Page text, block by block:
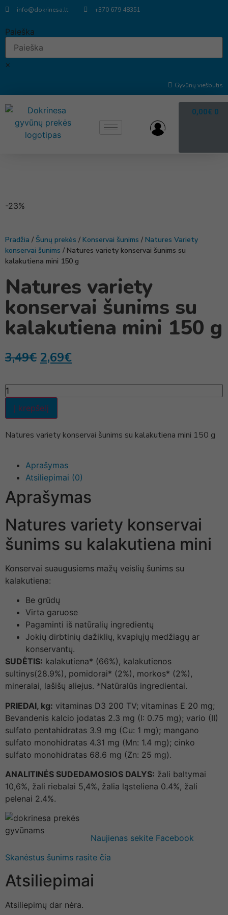
info@dokrinesa.lt +370 679 48351
Paieška
×
Gyvūnų viešbutis
0,00€ 0
-23%
Pradžia / Šunų prekės / Konservai šunims / Natures Variety
konservai šunims / Natures variety konservai šunims su
kalakutiena mini 150 g
Natures variety
konservai šunims su
kalakutiena mini 150 g
3,49€ 2,69€
Į krepšelį
Natures variety konservai šunims su kalakutiena mini 150 g
Aprašymas
Atsiliepimai (0)
Aprašymas
Natures variety konservai
šunims su kalakutiena mini
Konservai suaugusiems mažų veislių šunims su
kalakutiena:
Be grūdų
Virta garuose
Pagaminti iš natūralių ingredientų
Jokių dirbtinių dažiklių, kvapiųjų medžiagų ar
konservantų.
SUDĖTIS: kalakutiena* (66%), kalakutienos
sultinys(28.9%), pomidorai* (2%), morkos* (2%),
mineralai, lašišų aliejus. *Natūralūs ingredientai.
PRIEDAI, kg: vitaminas D3 200 TV; vitaminas E 20 mg;
Bevandenis kalcio jodatas 2.3 mg (I: 0.75 mg); vario (II)
sulfato pentahidratas 3.9 mg (Cu: 1 mg); mangano
sulfato monohidratas 4.31 mg (Mn: 1.4 mg); cinko
sulfato monohidratas 68.6 mg (Zn: 25 mg).
ANALITINĖS SUDEDAMOSIOS DALYS: žali baltymai
10,6%, žali riebalai 5,4%, žalia ląsteliena 0.4%, žali
pelenai 2.4%.
Naujienas sekite Facebook
Skanėstus šunims rasite čia
Atsiliepimai
Atsiliepimų dar nėra.